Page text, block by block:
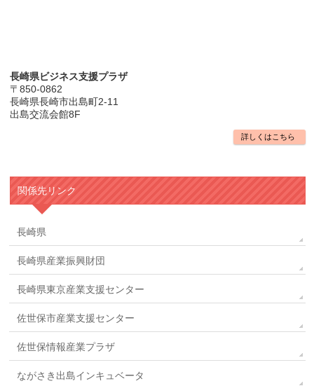
長崎県ビジネス支援プラザ
〒850-0862
長崎県長崎市出島町2-11
出島交流会館8F
詳しくはこちら
関係先リンク
長崎県
長崎県産業振興財団
長崎県東京産業支援センター
佐世保市産業支援センター
佐世保情報産業プラザ
ながさき出島インキュベータ